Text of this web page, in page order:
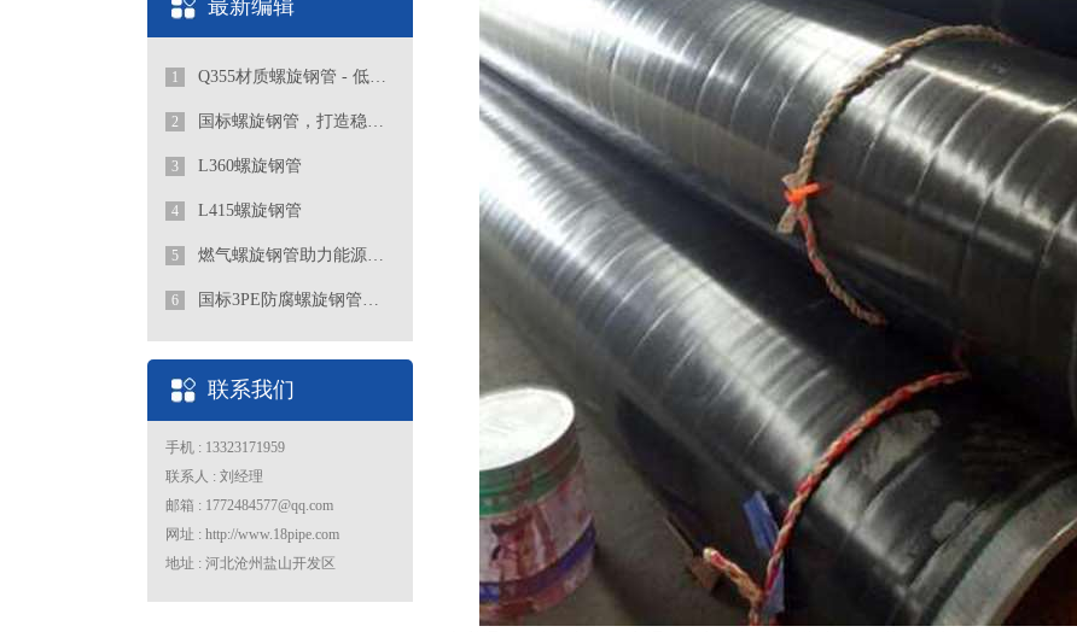
最新编辑
1 Q355材质螺旋钢管 - 低合金高强度工程优选管道
2 国标螺旋钢管，打造稳定可靠的管道工程
3 L360螺旋钢管
4 L415螺旋钢管
5 燃气螺旋钢管助力能源行业发展
6 国标3PE防腐螺旋钢管厂家
联系我们
手机 : 13323171959
联系人 : 刘经理
邮箱 : 1772484577@qq.com
网址 : http://www.18pipe.com
地址 : 河北沧州盐山开发区